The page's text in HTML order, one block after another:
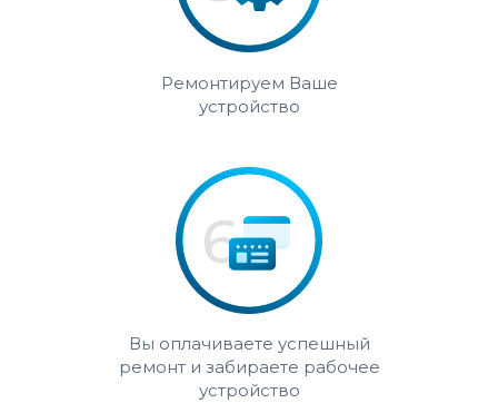
Ремонтируем Ваше
устройство
Вы оплачиваете успешный
ремонт и забираете рабочее
устройство